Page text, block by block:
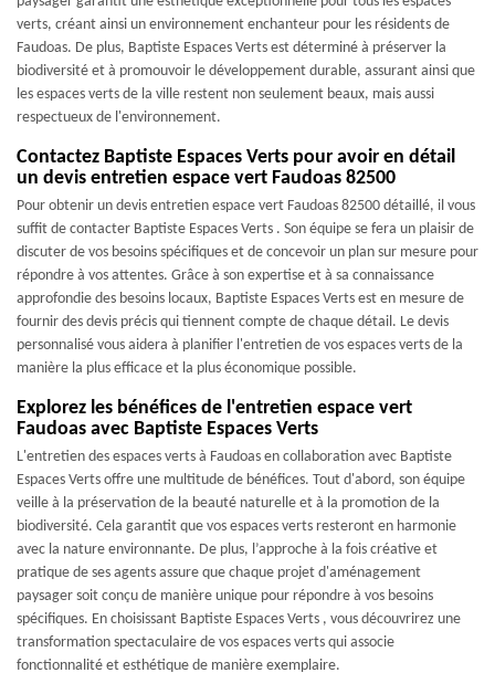
verts, créant ainsi un environnement enchanteur pour les résidents de
Faudoas. De plus, Baptiste Espaces Verts est déterminé à préserver la
biodiversité et à promouvoir le développement durable, assurant ainsi que
les espaces verts de la ville restent non seulement beaux, mais aussi
respectueux de l'environnement.
Contactez Baptiste Espaces Verts pour avoir en détail
un devis entretien espace vert Faudoas 82500
Pour obtenir un devis entretien espace vert Faudoas 82500 détaillé, il vous
suffit de contacter Baptiste Espaces Verts . Son équipe se fera un plaisir de
discuter de vos besoins spécifiques et de concevoir un plan sur mesure pour
répondre à vos attentes. Grâce à son expertise et à sa connaissance
approfondie des besoins locaux, Baptiste Espaces Verts est en mesure de
fournir des devis précis qui tiennent compte de chaque détail. Le devis
personnalisé vous aidera à planifier l'entretien de vos espaces verts de la
manière la plus efficace et la plus économique possible.
Explorez les bénéfices de l'entretien espace vert
Faudoas avec Baptiste Espaces Verts
L'entretien des espaces verts à Faudoas en collaboration avec Baptiste
Espaces Verts offre une multitude de bénéfices. Tout d'abord, son équipe
veille à la préservation de la beauté naturelle et à la promotion de la
biodiversité. Cela garantit que vos espaces verts resteront en harmonie
avec la nature environnante. De plus, l’approche à la fois créative et
pratique de ses agents assure que chaque projet d'aménagement
paysager soit conçu de manière unique pour répondre à vos besoins
spécifiques. En choisissant Baptiste Espaces Verts , vous découvrirez une
transformation spectaculaire de vos espaces verts qui associe
fonctionnalité et esthétique de manière exemplaire.